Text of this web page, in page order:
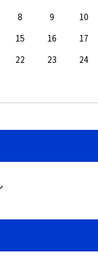
8 9 10
15 16 17
22 23 24